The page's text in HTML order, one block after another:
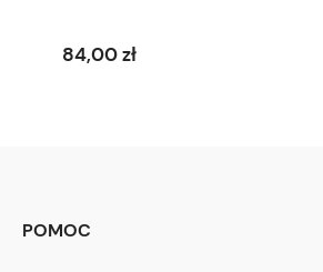
84,00 zł
POMOC